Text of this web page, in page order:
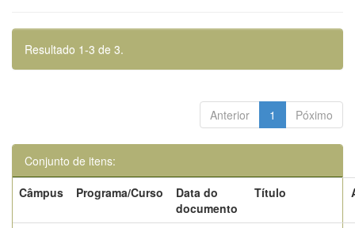
Resultado 1-3 de 3.
Anterior 1 Póximo
Conjunto de itens:
Câmpus
Programa/Curso
Data do
documento
Título